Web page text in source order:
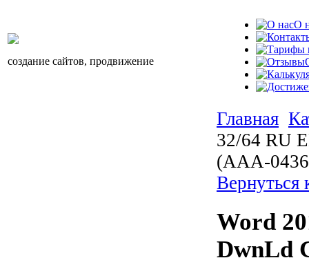
создание сайтов, продвижение
О
Главная
32/64 RU
(AAA-
Word
DwnLd